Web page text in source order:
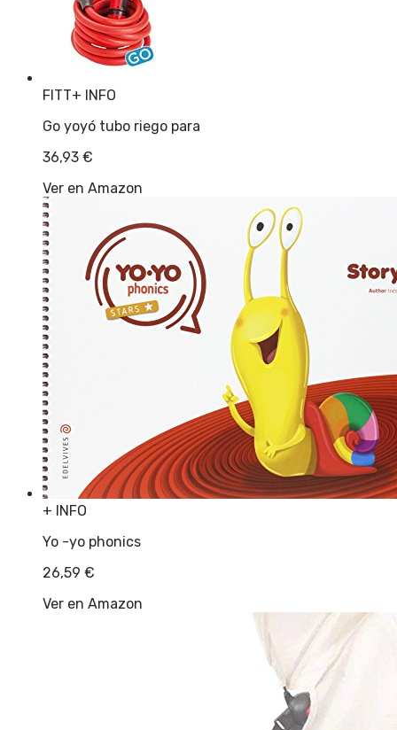
FITT+ INFO
Go yoyó tubo riego para
36,93 €
Ver en Amazon
+ INFO
Yo -yo phonics
26,59 €
Ver en Amazon